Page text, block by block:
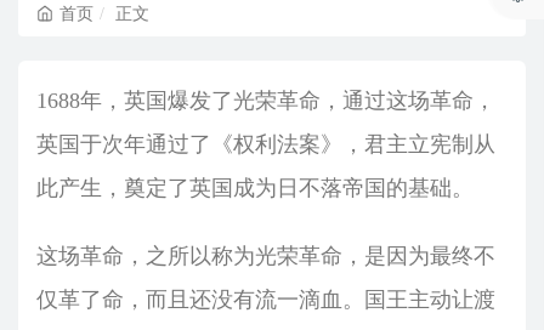
首页 正文
1688年，英国爆发了光荣革命，通过这场革命，
英国于次年通过了《权利法案》，君主立宪制从
此产生，奠定了英国成为日不落帝国的基础。
这场革命，之所以称为光荣革命，是因为最终不
仅革了命，而且还没有流一滴血。国王主动让渡